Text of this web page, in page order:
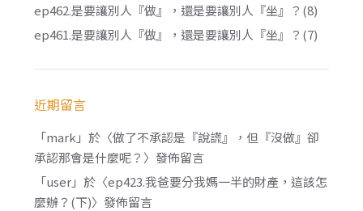
ep462.是要讓別人『做』，還是要讓別人『坐』？(8)
ep461.是要讓別人『做』，還是要讓別人『坐』？(7)
近期留言
「mark 」於〈做了不承認是『說謊』，但『沒做』卻
承認那會是什麼呢？ 〉發佈留言
「user」於〈ep423.我爸要分我媽一半的財產，這該怎
麼辦？(下)〉發佈留言